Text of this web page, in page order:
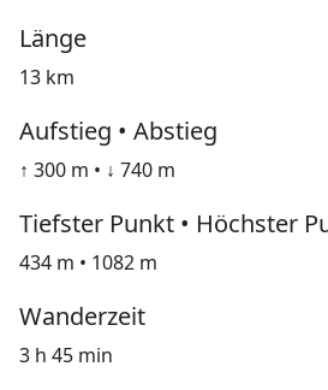
Länge
13 km
Aufstieg • Abstieg
↑ 300 m • ↓ 740 m
Tiefster Punkt • Höchster
434 m • 1082 m
Wanderzeit
3 h 45 min